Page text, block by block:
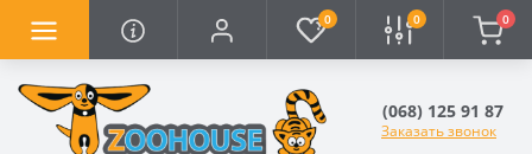
0 0 0
(068) 125 91 87
Заказать звонок